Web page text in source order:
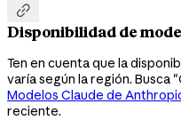

Disponibilidad de
Ten en cuenta que la
varía según la región. Busca
Modelos Claude de
reciente.